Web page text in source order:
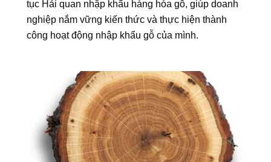
tục Hải quan nhập khẩu hàng hóa gỗ, giúp doanh
nghiệp nắm vững kiến thức và thực hiện thành
công hoạt động nhập khẩu gỗ của mình.